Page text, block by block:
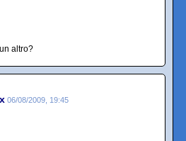
altro?
06/08/2009, 19:45